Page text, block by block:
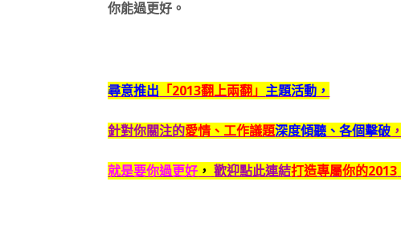
你能過更好。
尋意推出 「2013翻上兩翻」 主題活動，
針對你關注的愛情、工作議題深度傾聽、各個擊破 ，
就是要你過更好 ， 歡迎點此連結打造專屬你的2013